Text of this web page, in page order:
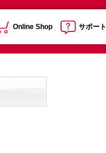
Online Shop サポート